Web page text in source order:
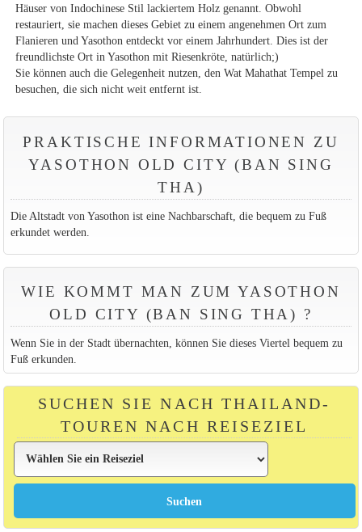
Häuser von Indochinese Stil lackiertem Holz genannt. Obwohl
restauriert, sie machen dieses Gebiet zu einem angenehmen Ort zum
Flanieren und Yasothon entdeckt vor einem Jahrhundert. Dies ist der
freundlichste Ort in Yasothon mit Riesenkröte, natürlich;)
Sie können auch die Gelegenheit nutzen, den Wat Mahathat Tempel zu
besuchen, die sich nicht weit entfernt ist.
PRAKTISCHE INFORMATIONEN ZU
YASOTHON OLD CITY (BAN SING
THA)
Die Altstadt von Yasothon ist eine Nachbarschaft, die bequem zu Fuß
erkundet werden.
WIE KOMMT MAN ZUM YASOTHON
OLD CITY (BAN SING THA) ?
Wenn Sie in der Stadt übernachten, können Sie dieses Viertel bequem zu
Fuß erkunden.
SUCHEN SIE NACH THAILAND-
TOUREN NACH REISEZIEL